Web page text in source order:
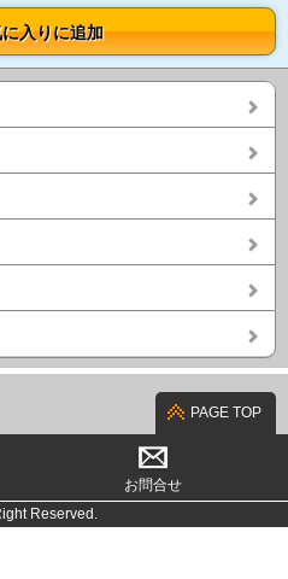
入りに追加
PAGE TOP
お問合せ
Reserved.